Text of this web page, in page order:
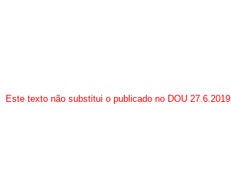
Este texto não substitui o publicado no DOU 27.6.2019